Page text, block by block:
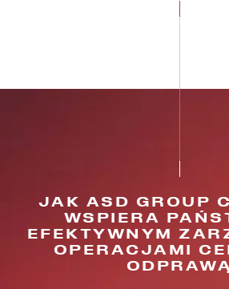
JAK ASD GROUP
WSPIERA
EFEKTYWNYM
OPERACJAMI
ODPRAWĄ